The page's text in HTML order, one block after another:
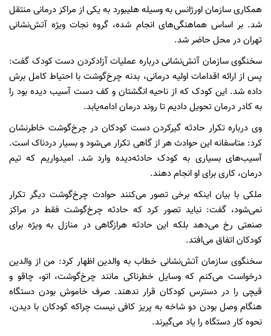
همکاری سازمان اورژانس به وسیله هلیبورد به یکی از مراکز درمانی منتقل
شد. بر اساس هماهنگی‌های انجام شده، گروه نجات ویژه آتش‌نشانی
تهران در محل حاضر شد.
سخنگوی سازمان آتش‌نشانی درباره عملیات آزادکردن دست کودک گفت:
پس از ارائه اقدامات اولیه درمانی، بدنه چرخ‌گوشت با احتیاط کامل برش
داده شد. این کودک که از ناحیه انگشتان و کف دست آسیب دیده بود را
به کادر درمان تحویل دادیم تا روند درمان ادامه‌یابد.
وی درباره تکرار حادثه‌ گیرکردن دست کودکان در چرخ‌گوشت خاطرنشان
کرد: متاسفانه این حوادث هر از گاهی تکرار می‌شود و بسیار دردناک است.
آسیب‌های بسیاری به کودک حادثه‌دیده وارد شد. امیدواریم که تیم
درمان، کاری برای او انجام دهند.
ملکی با بیان اینکه برخی تصور می‌کنند حوادث چرخ‌گوشت دیگر تکرار
نمی‌شود، گفت: نباید تصور کرد که حادثه چرخ‌گوشت فقط در مراکز
صنعتی رخ می‌دهد بلکه این حادثه هرازگاهی در منازل به ویژه برای
کودکان اتفاق می‌افتد.
سخنگوی سازمان آتش‌نشانی خطاب به والدین اظهار کرد: من از والدین
درخواست می‌کنم که وسایل خطرناکی مانند چرخ‌گوشت، اتو، چاقو و
قیچی را در دسترس کودکان قرار ندهند. صرف خاموش بودن دستگاه
هنگام وصل بودن دو شاخه به پریز کافی نیست چراکه کودکان با دیدن،
نحوه کار دستگاه را یاد می‌گیرند.